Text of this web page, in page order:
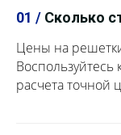
01 / Сколько
Цены на
Воспользуйтесь
расчета